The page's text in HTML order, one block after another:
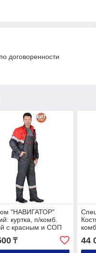
договоренности
"НАВИГАТОР"
куртка, п/комб.
с красным и СОП
₸
Тк.
44